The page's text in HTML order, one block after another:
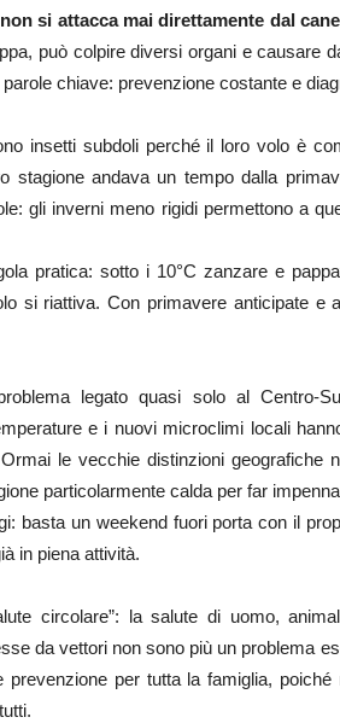
non si attacca mai direttamente dal
può colpire diversi organi e causare
chiave: prevenzione costante e
insetti subdoli perché il loro volo è
stagione andava un tempo dalla
gli inverni meno rigidi permettono a
pratica: sotto i 10°C zanzare e
si riattiva. Con primavere anticipate e
legato quasi solo al Centro-
e i nuovi microclimi locali
le vecchie distinzioni geografiche
particolarmente calda per far
basta un weekend fuori porta con il
in piena attività.
circolare”: la salute di uomo,
da vettori non sono più un problema
prevenzione per tutta la famiglia,